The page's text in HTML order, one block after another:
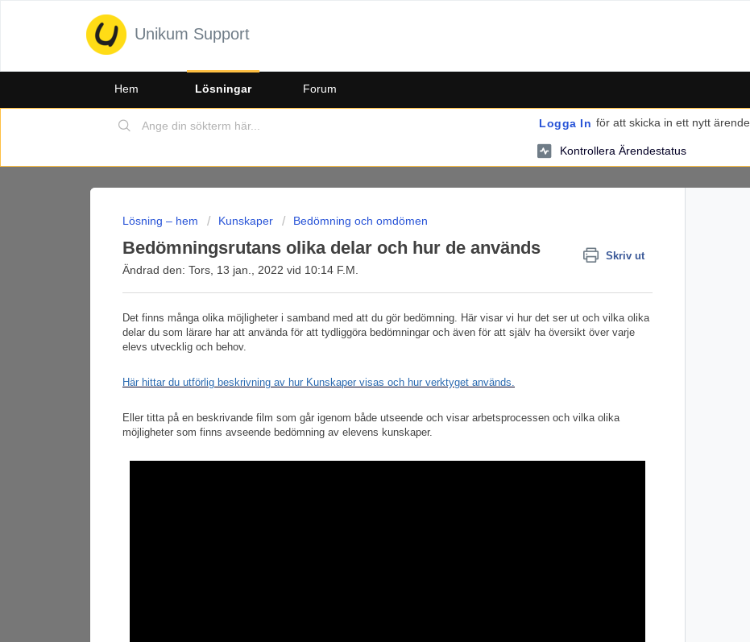
Unikum Support
Hem Lösningar Forum
Logga In för att skicka in ett nytt ärende
Kontrollera Ärendestatus
Lösning – hem Kunskaper Bedömning och omdömen
Bedömningsrutans olika delar och hur de används Skriv ut
Ändrad den: Tors, 13 jan., 2022 vid 10:14 F.M.
Det finns många olika möjligheter i samband med att du gör bedömning. Här visar vi hur det ser ut och vilka olika
delar du som lärare har att använda för att tydliggöra bedömningar och även för att själv ha översikt över varje
elevs utvecklig och behov.
Här hittar du utförlig beskrivning av hur Kunskaper visas och hur verktyget används.
Eller titta på en beskrivande film som går igenom både utseende och visar arbetsprocessen och vilka olika
möjligheter som finns avseende bedömning av elevens kunskaper.